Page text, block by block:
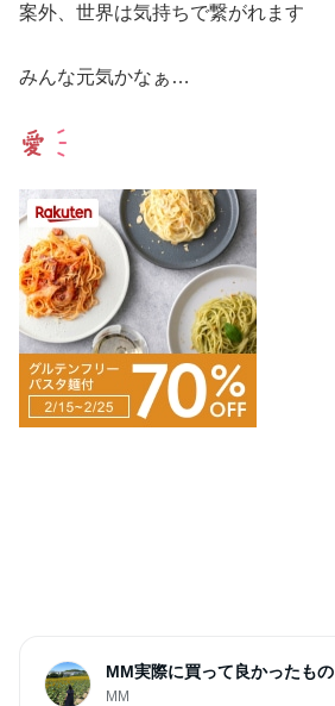
案外、世界は気持ちで繋がれます
みんな元気かなぁ…
MM実際に買って良かったもの
MM